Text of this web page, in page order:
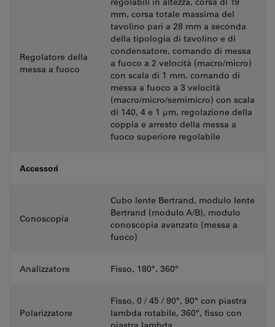
Regolatore della
messa a fuoco
mm, corsa totale massima del
tavolino pari a 28 mm a seconda
della tipologia di tavolino e di
condensatore, comando di messa
a fuoco a 2 velocità (macro/micro)
con scala di 1 mm, comando di
messa a fuoco a 3 velocità
(macro/micro/semimicro) con scala
di 140, 4 e 1 µm, regolazione della
coppia e arresto della messa a
fuoco superiore regolabile
Accessori
Conoscopia
Cubo lente Bertrand, modulo lente
Bertrand (modulo A/B), modulo
conoscopia avanzato (messa a
fuoco)
Analizzatore Fisso, 180°, 360°
Polarizzatore
Fisso, 0 / 45 / 90°, 90° con piastra
lambda rotabile, 360°, fisso con